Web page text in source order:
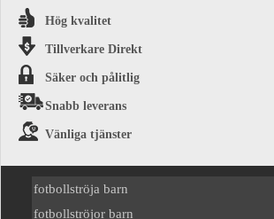
Hög kvalitet
Tillverkare Direkt
Säker och pålitlig
Snabb leverans
Vänliga tjänster
fotbollströja barn
fotbollströjor barn